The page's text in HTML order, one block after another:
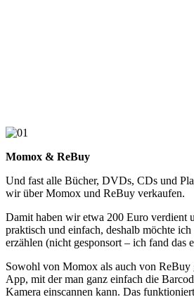
Momox & ReBuy
Und fast alle Bücher, DVDs, CDs und
wir über Momox und ReBuy verkaufen.
Damit haben wir etwa 200 Euro verdient
praktisch und einfach, deshalb möchte
erzählen (nicht gesponsort – ich fand das
Sowohl von Momox als auch von ReBuy
App, mit der man ganz einfach die
Kamera einscannen kann. Das